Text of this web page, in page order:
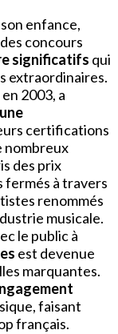
enfance,
concours
significatifs qui
extraordinaires.
2003, a
une
certifications
nombreux
des prix
fermés à travers
renommés
musicale.
le public à
est devenue
marquantes.
faisant
français.